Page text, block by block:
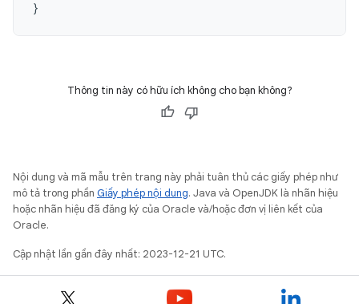
}
Thông tin này có hữu ích không cho bạn không?
Nội dung và mã mẫu trên trang này phải tuân thủ các giấy phép như
mô tả trong phần Giấy phép nội dung. Java và OpenJDK là nhãn hiệu
hoặc nhãn hiệu đã đăng ký của Oracle và/hoặc đơn vị liên kết của
Oracle.
Cập nhật lần gần đây nhất: 2023-12-21 UTC.